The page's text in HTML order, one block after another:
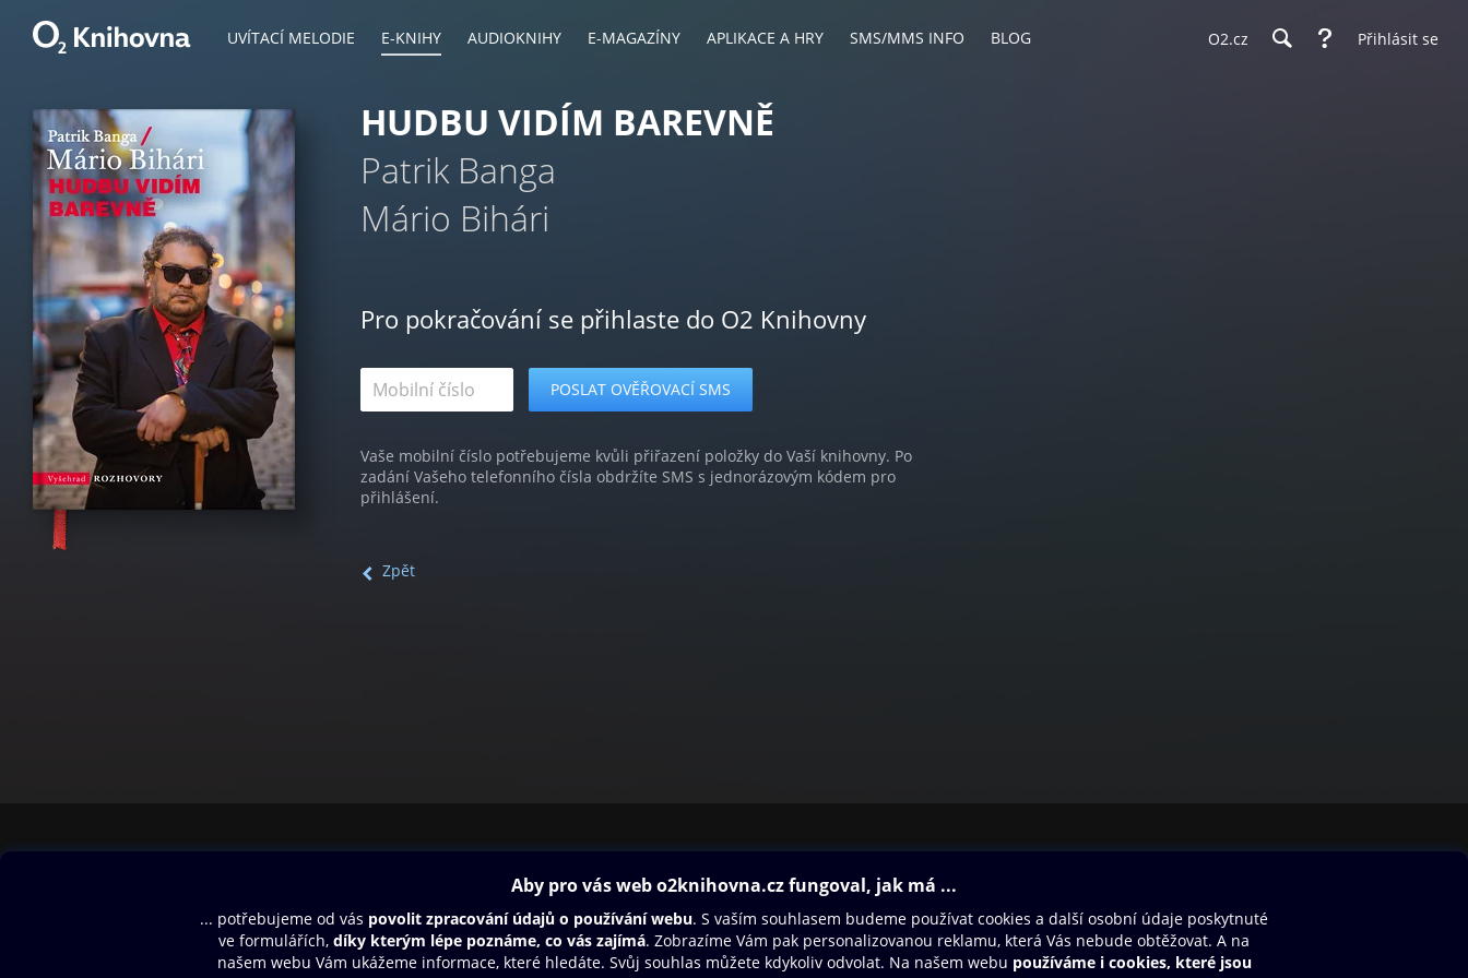
UVÍTACÍ MELODIE E-KNIHY AUDIOKNIHY E-MAGAZÍNY APLIKACE A HRY SMS/MMS INFO BLOG O2.cz Přihlásit se
HUDBU VIDÍM BAREVNĚ
Patrik Banga
Mário Bihári
Pro pokračování se přihlaste do O2 Knihovny
Vaše mobilní číslo potřebujeme kvůli přiřazení položky do Vaší knihovny. Po
zadání Vašeho telefonního čísla obdržíte SMS s jednorázovým kódem pro
přihlášení.
Zpět
Aplikace a hry
SMS/MMS Info
Blog
Dárkový poukaz
Nápověda
Oneplay Originály
Sport